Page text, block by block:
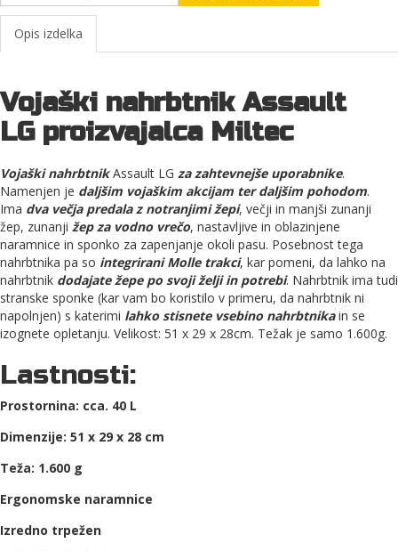
Opis izdelka
Vojaški nahrbtnik Assault
LG proizvajalca Miltec
Vojaški nahrbtnikAssault LG za zahtevnejše uporabnike.
Namenjen je daljšim vojaškim akcijam ter daljšim pohodom.
Ima dva večja predala z notranjimi žepi, večji in manjši zunanji
žep, zunanji žep za vodno vrečo, nastavljive in oblazinjene
naramnice in sponko za zapenjanje okoli pasu. Posebnost tega
nahrbtnika pa so integrirani Molle trakci, kar pomeni, da lahko na
nahrbtnik dodajate žepe po svoji želji in potrebi. Nahrbtnik ima tudi
stranske sponke (kar vam bo koristilo v primeru, da nahrbtnik ni
napolnjen) s katerimi lahko stisnete vsebino nahrbtnikain se
izognete opletanju. Velikost: 51 x 29 x 28cm. Težak je samo 1.600g.
Lastnosti:
Prostornina: cca. 40 L
Dimenzije: 51 x 29 x 28 cm
Teža: 1.600 g
Ergonomske naramnice
Izredno trpežen